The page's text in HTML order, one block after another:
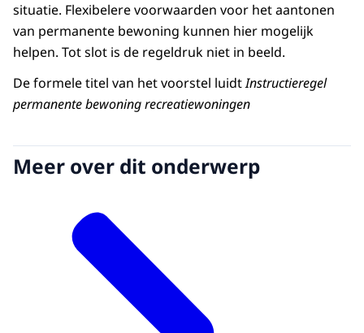
situatie. Flexibelere voorwaarden voor het aantonen
van permanente bewoning kunnen hier mogelijk
helpen. Tot slot is de regeldruk niet in beeld.
De formele titel van het voorstel luidtInstructieregel
permanente bewoning recreatiewoningen
Meer over dit onderwerp